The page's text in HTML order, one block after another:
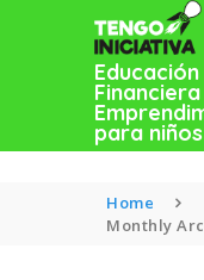
Educación
para niños
Home
Monthly